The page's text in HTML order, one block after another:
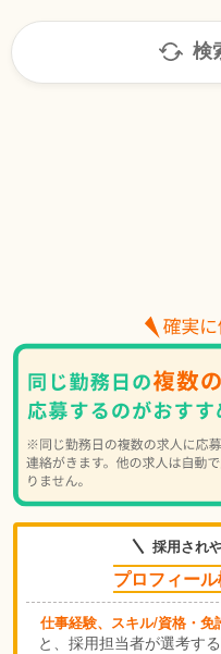
検
採用され
プロフィー
仕事経験、スキル/資格・免
と、採用担当者が選考す